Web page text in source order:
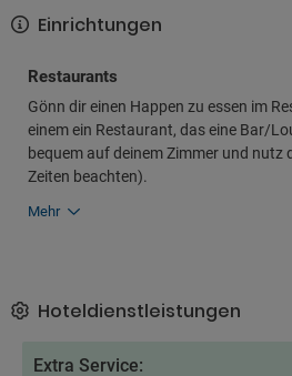
Einrichtungen
Restaurants
Gönn dir einen Happen zu essen im
einem ein Restaurant, das eine Bar/
bequem auf deinem Zimmer und nutz
Zeiten beachten).
Mehr
Hoteldienstleistungen
Extra Service: